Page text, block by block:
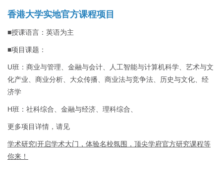
香港大学实地官方课程项目
■授课语言：英语为主
■项目课题：
U班：商业与管理、金融与会计、人工智能与计算机科学、艺术与文
化产业、商业分析、大众传播、商业法与竞争法、历史与文化、经
济学
H班：社科综合、金融与经济、理科综合、
更多项目详情，请见
学术研究|开启学术大门，体验名校氛围，顶尖学府官方研究课程等
你来！